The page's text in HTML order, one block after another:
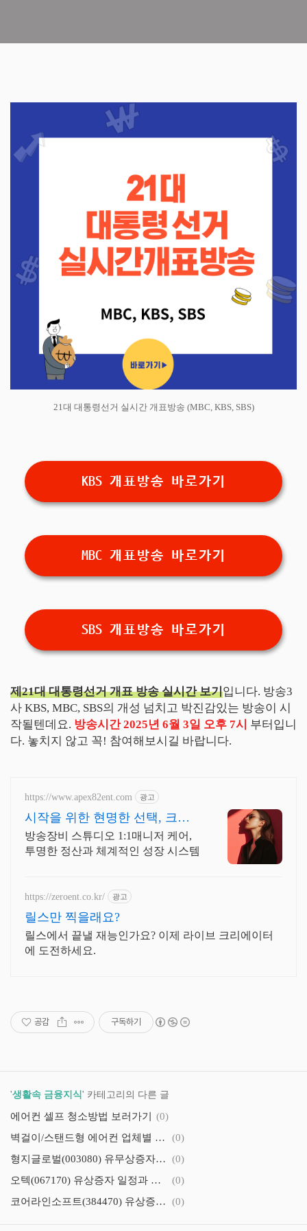
21대 대통령선거 실시간 개표방송 (MBC, KBS, SBS)
KBS 개표방송 바로가기
MBC 개표방송 바로가기
SBS 개표방송 바로가기
제21대 대통령선거 개표 방송 실시간 보기입니다. 방송3
사 KBS, MBC, SBS의 개성 넘치고 박진감있는 방송이 시
작될텐데요. 방송시간 2025년 6월 3일 오후 7시 부터입니
다. 놓치지 않고 꼭! 참여해보시길 바랍니다.
https://www.apex82ent.com 광고
시작을 위한 현명한 선택, 크리
에이터, BJ 상시 모집
방송장비 스튜디오 1:1매니저 케어,
투명한 정산과 체계적인 성장 시스템
https://zeroent.co.kr/ 광고
릴스만 찍을래요?
릴스에서 끝낼 재능인가요? 이제 라이브 크리에이터
에 도전하세요.
공감 구독하기
'생활속 금융지식' 카테고리의 다른 글
에어컨 셀프 청소방법 보러가기
(0)
벽걸이/스탠드형 에어컨 업체별 무상 사전점검 신청하기
(0)
형지글로벌(003080) 유무상증자 일정과 신청방법,권리락일
(0)
오텍(067170) 유상증자 일정과 청약신청방법,신주인수권 매매방법
(0)
코어라인소프트(384470) 유상증자 일정, 유상청약 신청방법, 신주인수권 매매방법
(0)